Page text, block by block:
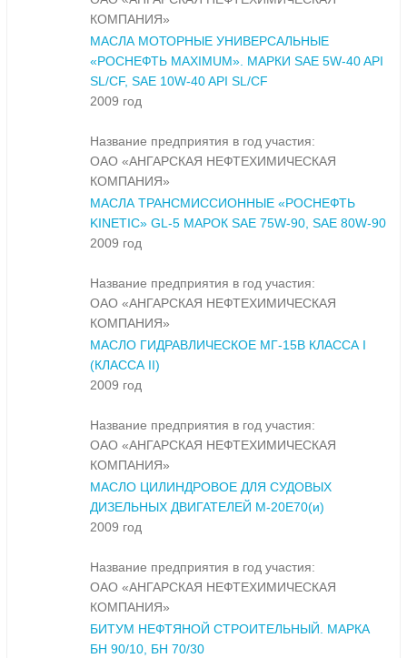
КОМПАНИЯ»
МАСЛА МОТОРНЫЕ УНИВЕРСАЛЬНЫЕ
«РОСНЕФТЬ MAXIMUM». МАРКИ SAE 5W-40 API
SL/CF, SAE 10W-40 API SL/CF
2009 год
Название предприятия в год участия:
ОАО «АНГАРСКАЯ НЕФТЕХИМИЧЕСКАЯ
КОМПАНИЯ»
МАСЛА ТРАНСМИССИОННЫЕ «РОСНЕФТЬ
KINETIC» GL-5 МАРОК SAE 75W-90, SAE 80W-90
2009 год
Название предприятия в год участия:
ОАО «АНГАРСКАЯ НЕФТЕХИМИЧЕСКАЯ
КОМПАНИЯ»
МАСЛО ГИДРАВЛИЧЕСКОЕ МГ-15В КЛАССА I
(КЛАССА II)
2009 год
Название предприятия в год участия:
ОАО «АНГАРСКАЯ НЕФТЕХИМИЧЕСКАЯ
КОМПАНИЯ»
МАСЛО ЦИЛИНДРОВОЕ ДЛЯ СУДОВЫХ
ДИЗЕЛЬНЫХ ДВИГАТЕЛЕЙ М-20Е70(и)
2009 год
Название предприятия в год участия:
ОАО «АНГАРСКАЯ НЕФТЕХИМИЧЕСКАЯ
КОМПАНИЯ»
БИТУМ НЕФТЯНОЙ СТРОИТЕЛЬНЫЙ. МАРКА
БН 90/10, БН 70/30